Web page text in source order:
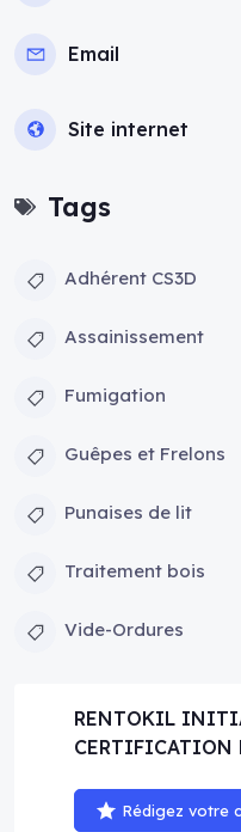
Email
Site internet
Tags
Adhérent CS3D
Assainissement
Fumigation
Guêpes et Frelons
Punaises de lit
Traitement bois
Vide-Ordures
RENTOKIL
CERTIFICATION
Rédigez votre